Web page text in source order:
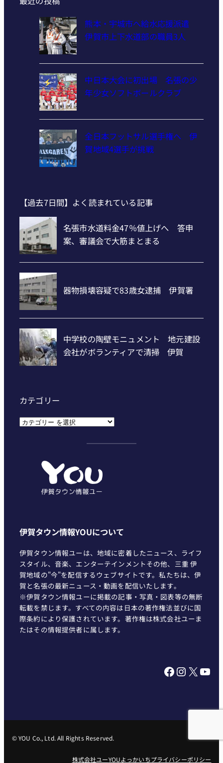
熊本・宇城市へ給水応援派遣
伊賀市上下水道部の職員3人
中日本大会に初出場 名張の少
年少女ソフトボールクラブ
全日本フットサル選手権へ 伊
賀地域4選手が挑戦
【過去7日間】よく読まれている記事
カテゴリー
カ
伊賀タウン情報YOUについて
伊賀タウン情報ユーは、地域に密着したニュース、ライフ
スタイル、音楽、エンターテインメントその他、三重 伊
賀地域の"今"を配信するウェブサイトです。私たちは、伊
賀と名張の最新ニュース・動画を配信いたします。
※伊賀タウン情報ユーに掲載の記事・写真・図表等の無断
転載を禁じます。すべての内容は日本の著作権法並びに国
際条約により保護されています。著作権は株式会社ユーま
たはその情報提供者に属します。
Facebook InstagramX YouTube
© YOU Co., Ltd. All Rights Reserved.
株式会社ユーYOUよっかいちプライバシーポリシー